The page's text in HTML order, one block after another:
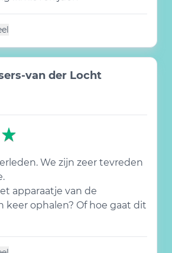
van der Locht
We zijn zeer tevreden
apparaatje van de
keer ophalen? Of hoe gaat dit